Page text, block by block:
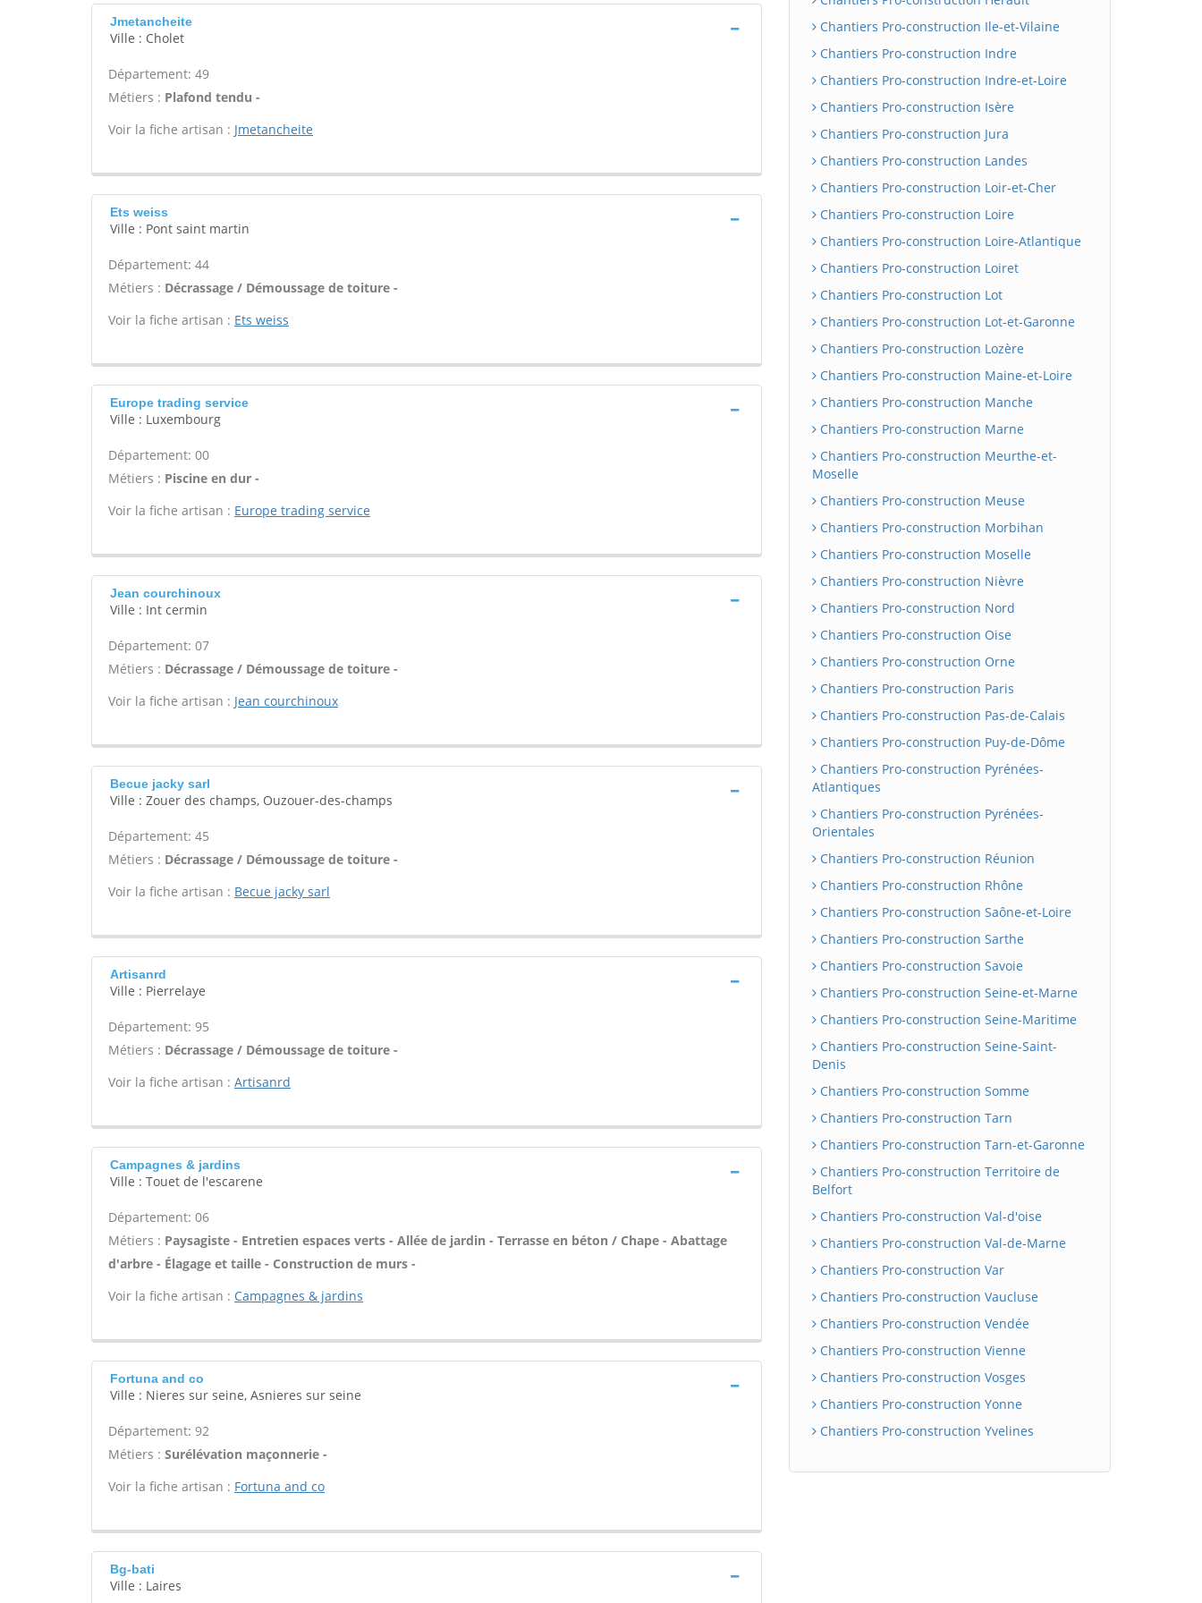
Jmetancheite
Ville : Cholet
Département: 49
Métiers : Plafond tendu -
Voir la fiche artisan : Jmetancheite
Ets weiss
Ville : Pont saint martin
Département: 44
Métiers : Décrassage / Démoussage de toiture -
Voir la fiche artisan : Ets weiss
Europe trading service
Ville : Luxembourg
Département: 00
Métiers : Piscine en dur -
Voir la fiche artisan : Europe trading service
Jean courchinoux
Ville : Int cermin
Département: 07
Métiers : Décrassage / Démoussage de toiture -
Voir la fiche artisan : Jean courchinoux
Becue jacky sarl
Ville : Zouer des champs, Ouzouer-des-champs
Département: 45
Métiers : Décrassage / Démoussage de toiture -
Voir la fiche artisan : Becue jacky sarl
Artisanrd
Ville : Pierrelaye
Département: 95
Métiers : Décrassage / Démoussage de toiture -
Voir la fiche artisan : Artisanrd
Campagnes & jardins
Ville : Touet de l'escarene
Département: 06
Métiers : Paysagiste - Entretien espaces verts - Allée de jardin - Terrasse en béton / Chape - Abattage
d'arbre - Élagage et taille - Construction de murs -
Voir la fiche artisan : Campagnes & jardins
Fortuna and co
Ville : Nieres sur seine, Asnieres sur seine
Département: 92
Métiers : Surélévation maçonnerie -
Voir la fiche artisan : Fortuna and co
Bg-bati
Ville : Laires
Chantiers Pro-construction Ile-et-Vilaine
Chantiers Pro-construction Indre
Chantiers Pro-construction Indre-et-Loire
Chantiers Pro-construction Isère
Chantiers Pro-construction Jura
Chantiers Pro-construction Landes
Chantiers Pro-construction Loir-et-Cher
Chantiers Pro-construction Loire
Chantiers Pro-construction Loire-Atlantique
Chantiers Pro-construction Loiret
Chantiers Pro-construction Lot
Chantiers Pro-construction Lot-et-Garonne
Chantiers Pro-construction Lozère
Chantiers Pro-construction Maine-et-Loire
Chantiers Pro-construction Manche
Chantiers Pro-construction Marne
Chantiers Pro-construction Meurthe-et-
Moselle
Chantiers Pro-construction Meuse
Chantiers Pro-construction Morbihan
Chantiers Pro-construction Moselle
Chantiers Pro-construction Nièvre
Chantiers Pro-construction Nord
Chantiers Pro-construction Oise
Chantiers Pro-construction Orne
Chantiers Pro-construction Paris
Chantiers Pro-construction Pas-de-Calais
Chantiers Pro-construction Puy-de-Dôme
Chantiers Pro-construction Pyrénées-
Atlantiques
Chantiers Pro-construction Pyrénées-
Orientales
Chantiers Pro-construction Réunion
Chantiers Pro-construction Rhône
Chantiers Pro-construction Saône-et-Loire
Chantiers Pro-construction Sarthe
Chantiers Pro-construction Savoie
Chantiers Pro-construction Seine-et-Marne
Chantiers Pro-construction Seine-Maritime
Chantiers Pro-construction Seine-Saint-
Denis
Chantiers Pro-construction Somme
Chantiers Pro-construction Tarn
Chantiers Pro-construction Tarn-et-Garonne
Chantiers Pro-construction Territoire de
Belfort
Chantiers Pro-construction Val-d'oise
Chantiers Pro-construction Val-de-Marne
Chantiers Pro-construction Var
Chantiers Pro-construction Vaucluse
Chantiers Pro-construction Vendée
Chantiers Pro-construction Vienne
Chantiers Pro-construction Vosges
Chantiers Pro-construction Yonne
Chantiers Pro-construction Yvelines